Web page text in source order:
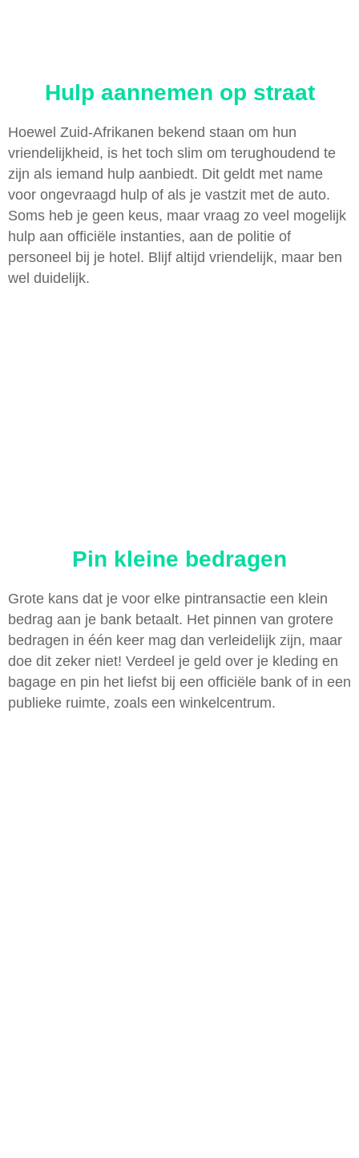
Hulp aannemen op straat
Hoewel Zuid-Afrikanen bekend staan om hun
vriendelijkheid, is het toch slim om terughoudend te
zijn als iemand hulp aanbiedt. Dit geldt met name
voor ongevraagd hulp of als je vastzit met de auto.
Soms heb je geen keus, maar vraag zo veel mogelijk
hulp aan officiële instanties, aan de politie of
personeel bij je hotel. Blijf altijd vriendelijk, maar ben
wel duidelijk.
Pin kleine bedragen
Grote kans dat je voor elke pintransactie een klein
bedrag aan je bank betaalt. Het pinnen van grotere
bedragen in één keer mag dan verleidelijk zijn, maar
doe dit zeker niet! Verdeel je geld over je kleding en
bagage en pin het liefst bij een officiële bank of in een
publieke ruimte, zoals een winkelcentrum.